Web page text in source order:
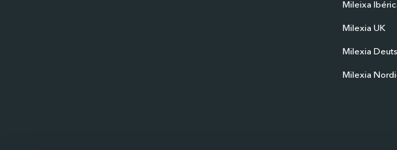
Mileixa
Milexia UK
Milexia
Milexia